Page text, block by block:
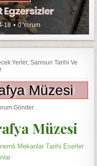
Egzersizler
18 0 Yorum
Yerler, Samsun Tarihi Ve
Müzesi
Gönder
Müzesi
Mekanlar Tarihi Eserler